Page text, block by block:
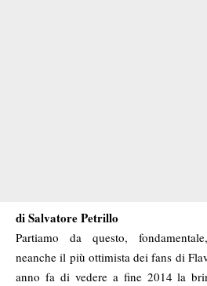
di Salvatore Petrillo
Partiamo da questo,
neanche il più ottimista dei fans di
anno fa di vedere a fine 2014 la